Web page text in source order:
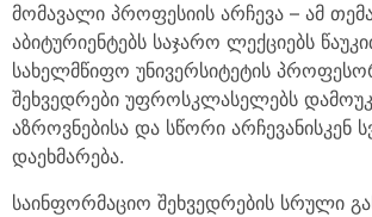
მომავალი პროფესიის არჩევა – ამ
აბიტურიენტებს საჯარო ლექციებს
სახელმწიფო უნივერსიტეტის
შეხვედრები უფროსკლასელებს
აზროვნებისა და სწორი არჩევანისკენ
დაეხმარება.
საინფორმაციო შეხვედრების სრული